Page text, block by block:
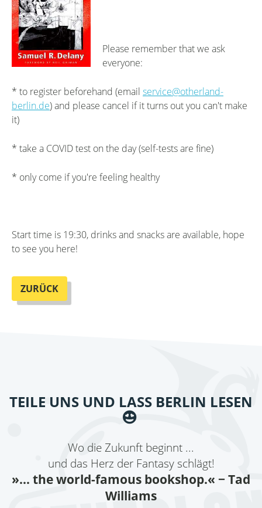
Please remember that we ask
everyone:
* to register beforehand (email service@otherland-
berlin.de) and please cancel if it turns out you can't make
it)
* take a COVID test on the day (self-tests are fine)
* only come if you're feeling healthy
Start time is 19:30, drinks and snacks are available, hope
to see you here!
ZURÜCK
TEILE UNS UND LASS BERLIN LESEN
Wo die Zukunft beginnt ...
und das Herz der Fantasy schlägt!
»... the world-famous bookshop.« − Tad
Williams